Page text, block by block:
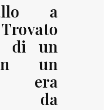
a
di un
un
era
da